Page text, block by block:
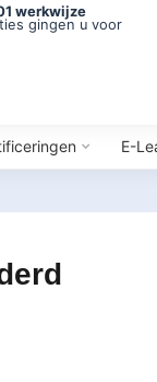
werkwijze
gingen u voor
E-